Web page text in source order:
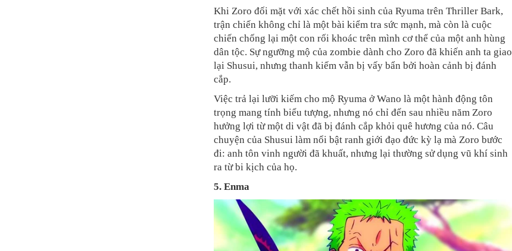
Khi Zoro đối mặt với xác chết hồi sinh của Ryuma trên Thriller Bark,
trận chiến không chỉ là một bài kiểm tra sức mạnh, mà còn là cuộc
chiến chống lại một con rối khoác trên mình cơ thể của một anh hùng
dân tộc. Sự ngưỡng mộ của zombie dành cho Zoro đã khiến anh ta giao
lại Shusui, nhưng thanh kiếm vẫn bị vấy bẩn bởi hoàn cảnh bị đánh
cắp.
Việc trả lại lưỡi kiếm cho mộ Ryuma ở Wano là một hành động tôn
trọng mang tính biểu tượng, nhưng nó chỉ đến sau nhiều năm Zoro
hưởng lợi từ một di vật đã bị đánh cắp khỏi quê hương của nó. Câu
chuyện của Shusui làm nổi bật ranh giới đạo đức kỳ lạ mà Zoro bước
đi: anh tôn vinh người đã khuất, nhưng lại thường sử dụng vũ khí sinh
ra từ bi kịch của họ.
5. Enma